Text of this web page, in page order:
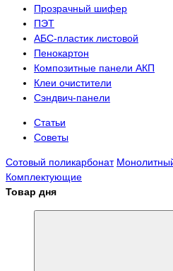
Прозрачный шифер
ПЭТ
АБС-пластик листовой
Пенокартон
Композитные панели АКП
Клеи очистители
Сэндвич-панели
Статьи
Советы
Сотовый поликарбонат
Комплектующие
Товар дня